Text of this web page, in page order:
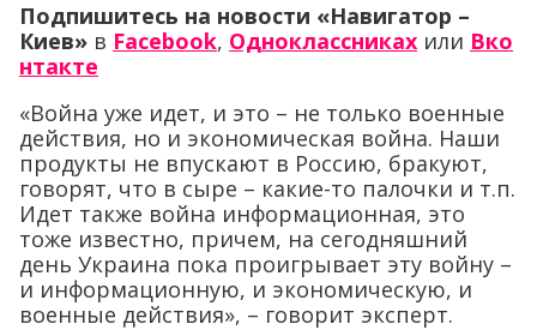
Подпишитесь на новости «Навигатор –
Киев» в Facebook, Одноклассниках или Вко
нтакте
«Война уже идет, и это – не только военные
действия, но и экономическая война. Наши
продукты не впускают в Россию, бракуют,
говорят, что в сыре – какие-то палочки и т.п.
Идет также война информационная, это
тоже известно, причем, на сегодняшний
день Украина пока проигрывает эту войну –
и информационную, и экономическую, и
военные действия», – говорит эксперт.